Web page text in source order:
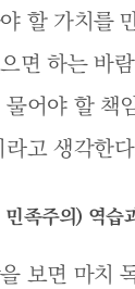
할 가치를
면 하는 바
어야 할 책
고 생각한
민족주의) 역습
보면 마치